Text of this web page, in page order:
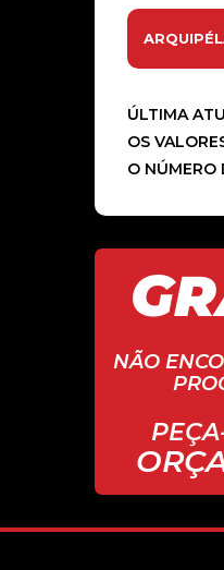
ÚLTIMA
OS
O NÚMERO
NÃO